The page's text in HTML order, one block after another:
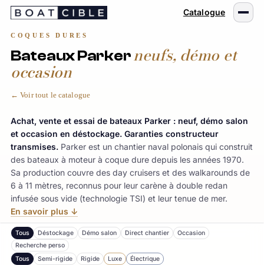
Passer
Catalogue
COQUES DURES
Bateaux Parkerneufs, démo et
occasion
← Voir tout le catalogue
Achat, vente et essai de bateaux Parker : neuf, démo salon
et occasion en déstockage. Garanties constructeur
transmises. Parker est un chantier naval polonais qui construit
des bateaux à moteur à coque dure depuis les années 1970.
Sa production couvre des day cruisers et des walkarounds de
6 à 11 mètres, reconnus pour leur carène à double redan
infusée sous vide (technologie TSI) et leur tenue de mer.
En savoir plus ↓
Tous Déstockage Démo salon Direct chantier
Occasion
Recherche perso
Tous
Semi-rigide